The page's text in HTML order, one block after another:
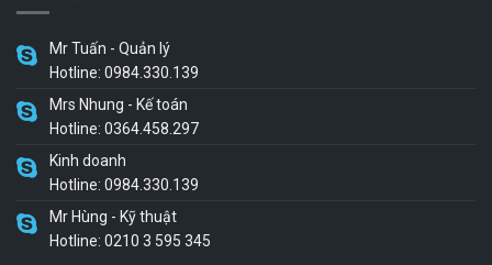
Mr Tuấn - Quản lý
Hotline: 0984.330.139
Mrs Nhung - Kế toán
Hotline: 0364.458.297
Kinh doanh
Hotline: 0984.330.139
Mr Hùng - Kỹ thuật
Hotline: 0210 3 595 345